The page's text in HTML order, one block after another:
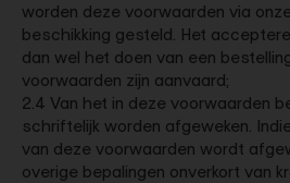
worden deze voorwaarden via
beschikking gesteld. Het
dan wel het doen van een
voorwaarden zijn aanvaard;
2.4 Van het in deze voorwaarden
schriftelijk worden afgeweken.
van deze voorwaarden wordt
overige bepalingen onverkort van